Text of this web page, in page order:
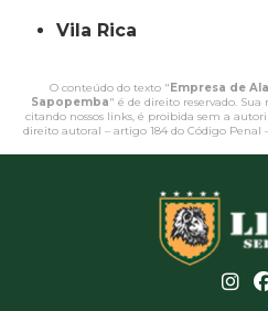
Vila Rica
O conteúdo do texto "Empresa de
Sapopemba" é de direito reservado.
citando nossos links, é proibida sem a
direito autoral – artigo 184 do Código Penal